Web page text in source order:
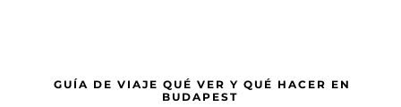
GUÍA DE VIAJE QUÉ VER Y QUÉ HACER EN
BUDAPEST